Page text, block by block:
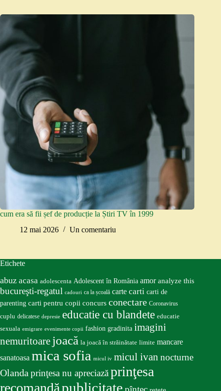
cum era să fii șef de producție la Știri TV în 1999
12 mai 2026
Un comentariu
Etichete
abuz acasa adolescenta Adolescent în România amor analyze this
bucureşti-regatul cadouri ca la școală carte carti carti de
parenting carti pentru copii concurs conectare Coronavirus
cuplu delicatese depresie educatie cu blandete educatie
sexuala emigrare evenimente copii fashion gradinita imagini
nemuritoare joacă la joacă în străinătate limite mancare
sanatoasa mica sofia micul iv micul ivan nocturne
Olandaprinţesa nu apreciazăprinţesa
recomandăpublicitate